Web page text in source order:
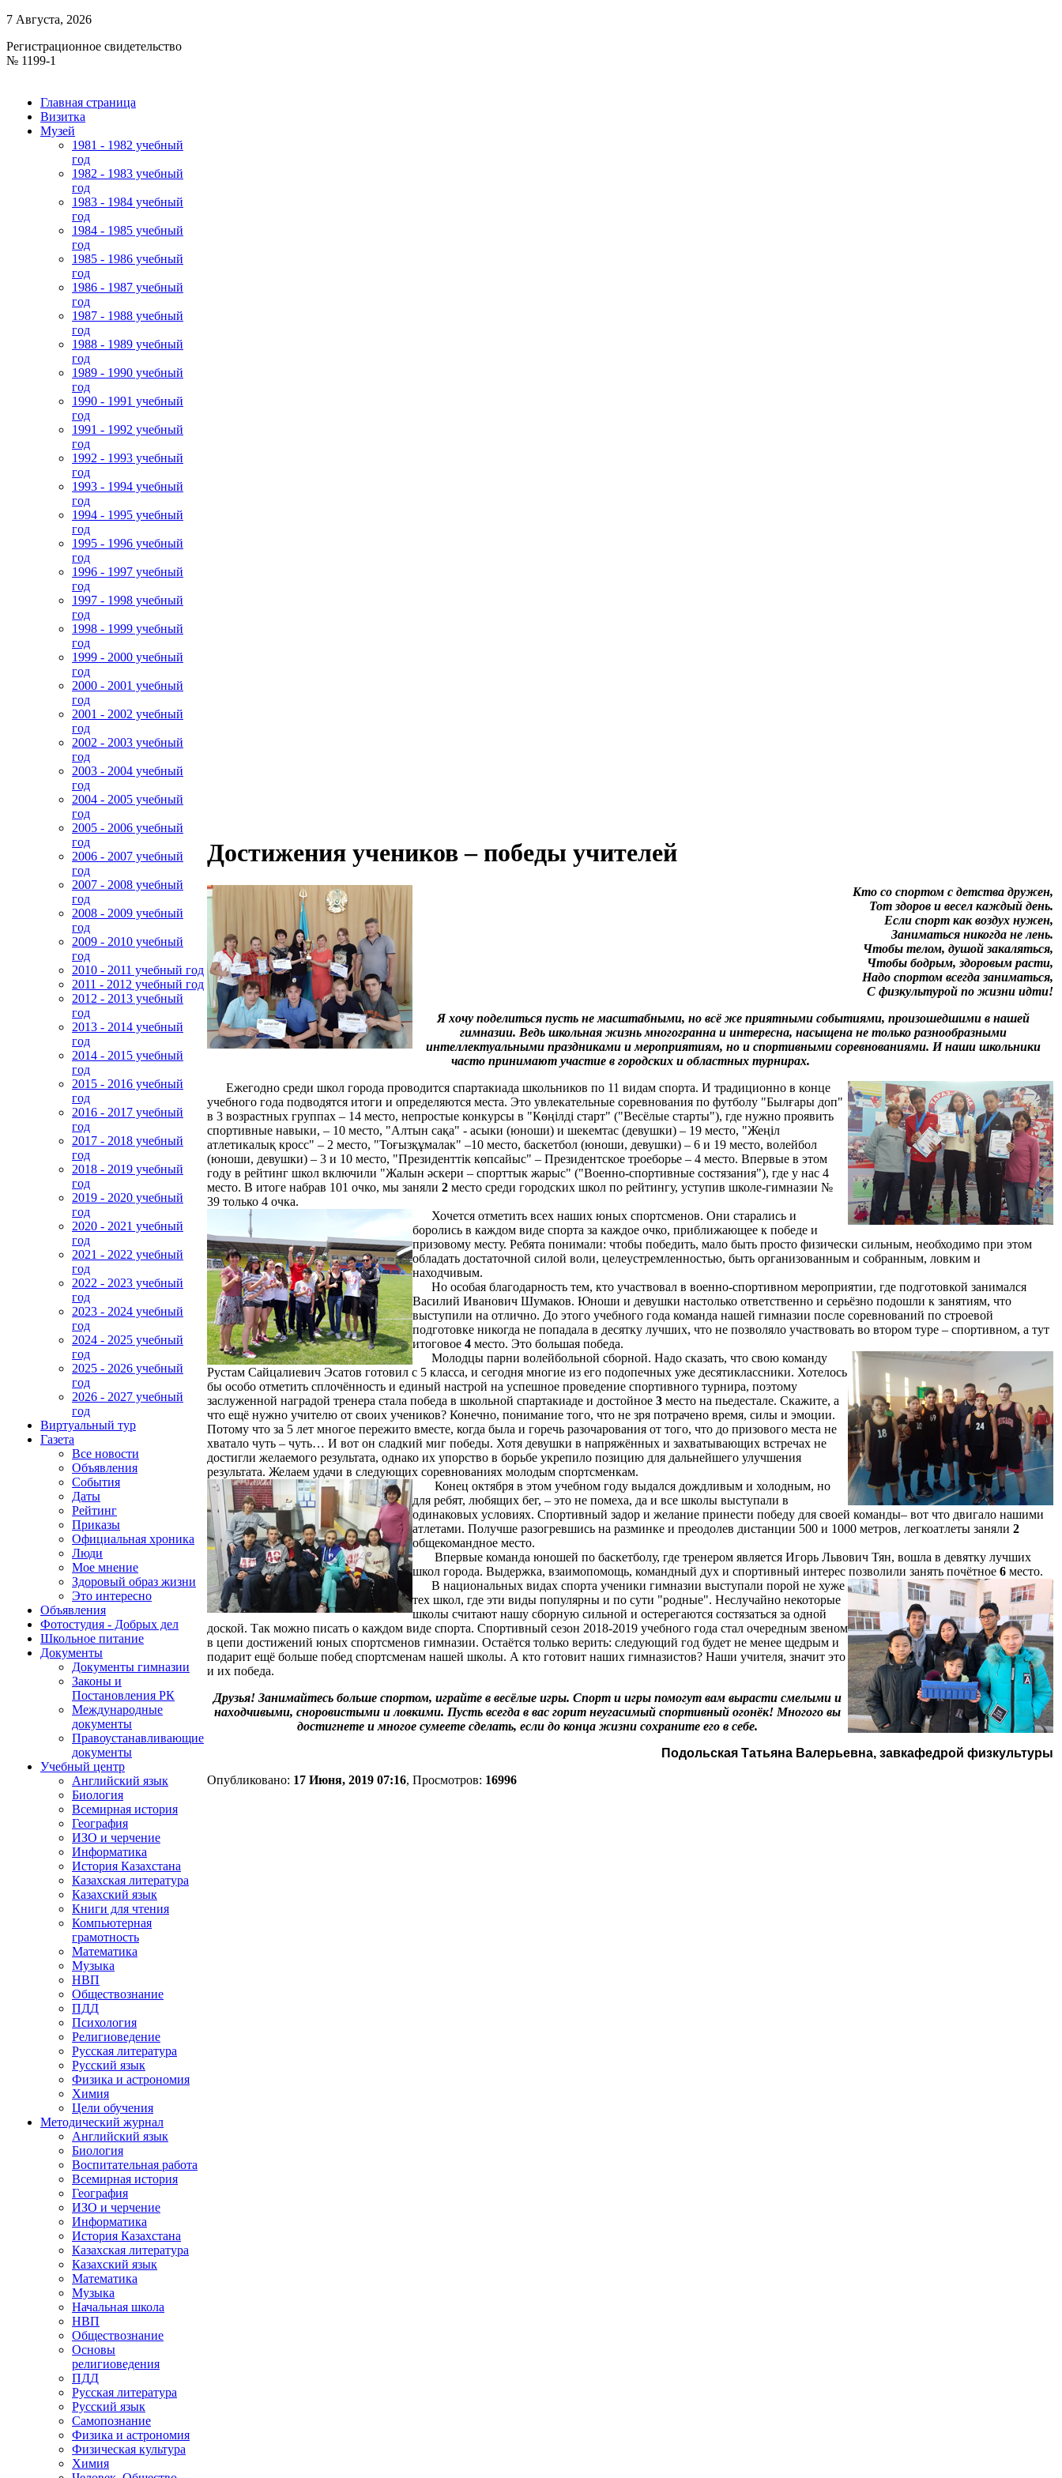
7 Августа, 2026
Регистрационное свидетельство
№ 1199-1
Главная страница
Визитка
Музей
1981 - 1982 учебный
год
1982 - 1983 учебный
год
1983 - 1984 учебный
год
1984 - 1985 учебный
год
1985 - 1986 учебный
год
1986 - 1987 учебный
год
1987 - 1988 учебный
год
1988 - 1989 учебный
год
1989 - 1990 учебный
год
1990 - 1991 учебный
год
1991 - 1992 учебный
год
1992 - 1993 учебный
год
1993 - 1994 учебный
год
1994 - 1995 учебный
год
1995 - 1996 учебный
год
1996 - 1997 учебный
год
1997 - 1998 учебный
год
1998 - 1999 учебный
год
1999 - 2000 учебный
год
2000 - 2001 учебный
год
2001 - 2002 учебный
год
2002 - 2003 учебный
год
2003 - 2004 учебный
год
2004 - 2005 учебный
год
2005 - 2006 учебный
год
2006 - 2007 учебный
год
2007 - 2008 учебный
год
2008 - 2009 учебный
год
2009 - 2010 учебный
год
2010 - 2011 учебный год
2011 - 2012 учебный год
2012 - 2013 учебный
год
2013 - 2014 учебный
год
2014 - 2015 учебный
год
2015 - 2016 учебный
год
2016 - 2017 учебный
год
2017 - 2018 учебный
год
2018 - 2019 учебный
год
2019 - 2020 учебный
год
2020 - 2021 учебный
год
2021 - 2022 учебный
год
2022 - 2023 учебный
год
2023 - 2024 учебный
год
2024 - 2025 учебный
год
2025 - 2026 учебный
год
2026 - 2027 учебный
год
Виртуальный тур
Газета
Все новости
Объявления
События
Даты
Рейтинг
Приказы
Официальная хроника
Люди
Мое мнение
Здоровый образ жизни
Это интересно
Объявления
Фотостудия - Добрых дел
Школьное питание
Документы
Документы гимназии
Законы и
Постановления РК
Международные
документы
Правоустанавливающие
документы
Учебный центр
Английский язык
Биология
Всемирная история
География
ИЗО и черчение
Информатика
История Казахстана
Казахская литература
Казахский язык
Книги для чтения
Компьютерная
грамотность
Математика
Музыка
НВП
Обществознание
ПДД
Психология
Религиоведение
Русская литература
Русский язык
Физика и астрономия
Химия
Цели обучения
Методический журнал
Английский язык
Биология
Воспитательная работа
Всемирная история
География
ИЗО и черчение
Информатика
История Казахстана
Казахская литература
Казахский язык
Математика
Музыка
Начальная школа
НВП
Обществознание
Основы
религиоведения
ПДД
Русская литература
Русский язык
Самопознание
Физика и астрономия
Физическая культура
Химия
Достижения учеников – победы учителей
Кто со спортом с детства дружен,
Тот здоров и весел каждый день.
Если спорт как воздух нужен,
Заниматься никогда не лень.
Чтобы телом, душой закаляться,
Чтобы бодрым, здоровым расти,
Надо спортом всегда заниматься,
С физкультурой по жизни идти!
Я хочу поделиться пусть не масштабными, но всё же приятными событиями, произошедшими в нашей
гимназии. Ведь школьная жизнь многогранна и интересна, насыщена не только разнообразными
интеллектуальными праздниками и мероприятиям, но и спортивными соревнованиями. И наши школьники
часто принимают участие в городских и областных турнирах.
Ежегодно среди школ города проводится спартакиада школьников по 11 видам спорта. И традиционно в конце
учебного года подводятся итоги и определяются места. Это увлекательные соревнования по футболу "Былғары доп"
в 3 возрастных группах – 14 место, непростые конкурсы в "Көңілді старт" ("Весёлые старты"), где нужно проявить
спортивные навыки, – 10 место, "Алтын сақа" - асыки (юноши) и шекемтас (девушки) – 19 место, "Жеңіл
атлетикалық кросс" – 2 место, "Тоғызқұмалак" –10 место, баскетбол (юноши, девушки) – 6 и 19 место, волейбол
(юноши, девушки) – 3 и 10 место, "Президенттік көпсайыс" – Президентское троеборье – 4 место. Впервые в этом
году в рейтинг школ включили "Жалын әскери – спорттык жарыс" ("Военно-спортивные состязания"), где у нас 4
место. В итоге набрав 101 очко, мы заняли 2 место среди городских школ по рейтингу, уступив школе-гимназии №
39 только 4 очка.
Хочется отметить всех наших юных спортсменов. Они старались и
боролись в каждом виде спорта за каждое очко, приближающее к победе и
призовому месту. Ребята понимали: чтобы победить, мало быть просто физически сильным, необходимо при этом
обладать достаточной силой воли, целеустремленностью, быть организованным и собранным, ловким и
находчивым.
Но особая благодарность тем, кто участвовал в военно-спортивном мероприятии, где подготовкой занимался
Василий Иванович Шумаков. Юноши и девушки настолько ответственно и серьёзно подошли к занятиям, что
выступили на отлично. До этого учебного года команда нашей гимназии после соревнований по строевой
подготовке никогда не попадала в десятку лучших, что не позволяло участвовать во втором туре – спортивном, а тут
итоговое 4 место. Это большая победа.
Молодцы парни волейбольной сборной. Надо сказать, что свою команду
Рустам Сайцалиевич Эсатов готовил с 5 класса, и сегодня многие из его подопечных уже десятиклассники. Хотелось
бы особо отметить сплочённость и единый настрой на успешное проведение спортивного турнира, поэтому
заслуженной наградой тренера стала победа в школьной спартакиаде и достойное 3 место на пьедестале. Скажите, а
что ещё нужно учителю от своих учеников? Конечно, понимание того, что не зря потрачено время, силы и эмоции.
Потому что за 5 лет многое пережито вместе, когда была и горечь разочарования от того, что до призового места не
хватало чуть – чуть… И вот он сладкий миг победы. Хотя девушки в напряжённых и захватывающих встречах не
достигли желаемого результата, однако их упорство в борьбе укрепило позицию для дальнейшего улучшения
результата. Желаем удачи в следующих соревнованиях молодым спортсменкам.
Конец октября в этом учебном году выдался дождливым и холодным, но
для ребят, любящих бег, – это не помеха, да и все школы выступали в
одинаковых условиях. Спортивный задор и желание принести победу для своей команды– вот что двигало нашими
атлетами. Получше разогревшись на разминке и преодолев дистанции 500 и 1000 метров, легкоатлеты заняли 2
общекомандное место.
Впервые команда юношей по баскетболу, где тренером является Игорь Львович Тян, вошла в девятку лучших
школ города. Выдержка, взаимопомощь, командный дух и спортивный интерес позволили занять почётное 6 место.
В национальных видах спорта ученики гимназии выступали порой не хуже
тех школ, где эти виды популярны и по сути "родные". Неслучайно некоторые
школы считают нашу сборную сильной и остерегаются состязаться за одной
доской. Так можно писать о каждом виде спорта. Спортивный сезон 2018-2019 учебного года стал очередным звеном
в цепи достижений юных спортсменов гимназии. Остаётся только верить: следующий год будет не менее щедрым и
подарит ещё больше побед спортсменам нашей школы. А кто готовит наших гимназистов? Наши учителя, значит это
и их победа.
Друзья! Занимайтесь больше спортом, играйте в весёлые игры. Спорт и игры помогут вам вырасти смелыми и
находчивыми, сноровистыми и ловкими. Пусть всегда в вас горит неугасимый спортивный огонёк! Многого вы
достигнете и многое сумеете сделать, если до конца жизни сохраните его в себе.
Подольская Татьяна Валерьевна, завкафедрой физкультуры
Опубликовано: 17 Июня, 2019 07:16, Просмотров: 16996